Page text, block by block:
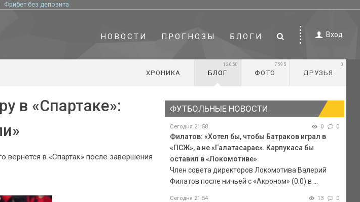
Фрибет без депозита
НОВОСТИ ПРОГНОЗЫ БЛОГИ Вход
ХРОНИКА БЛОГ
12050
ФОТО
7595
ДРУЗЬЯ
0
в «Спартаке»:
в «Спартак» после завершения
ФУТБОЛЬНЫЕ НОВОСТИ
Сегодня 21:58 0 0
Филатов: «Хотел бы, чтобы Батраков играл в
«ПСЖ», а не «Галатасарае». Карпукаса бы
оставил в «Локомотиве»
Член совета директоров Локомотива Валерий
Филатов после ничьей с «Акроном» (0:0) в ...
Сегодня 21:54 13 0